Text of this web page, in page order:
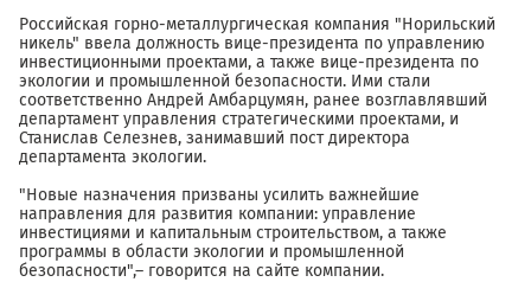
Российская горно-металлургическая компания "Норильский
никель" ввела должность вице-президента по управлению
инвестиционными проектами, а также вице-президента по
экологии и промышленной безопасности. Ими стали
соответственно Андрей Амбарцумян, ранее возглавлявший
департамент управления стратегическими проектами, и
Станислав Селезнев, занимавший пост директора
департамента экологии.
"Новые назначения призваны усилить важнейшие
направления для развития компании: управление
инвестициями и капитальным строительством, а также
программы в области экологии и промышленной
безопасности",– говорится на сайте компании.